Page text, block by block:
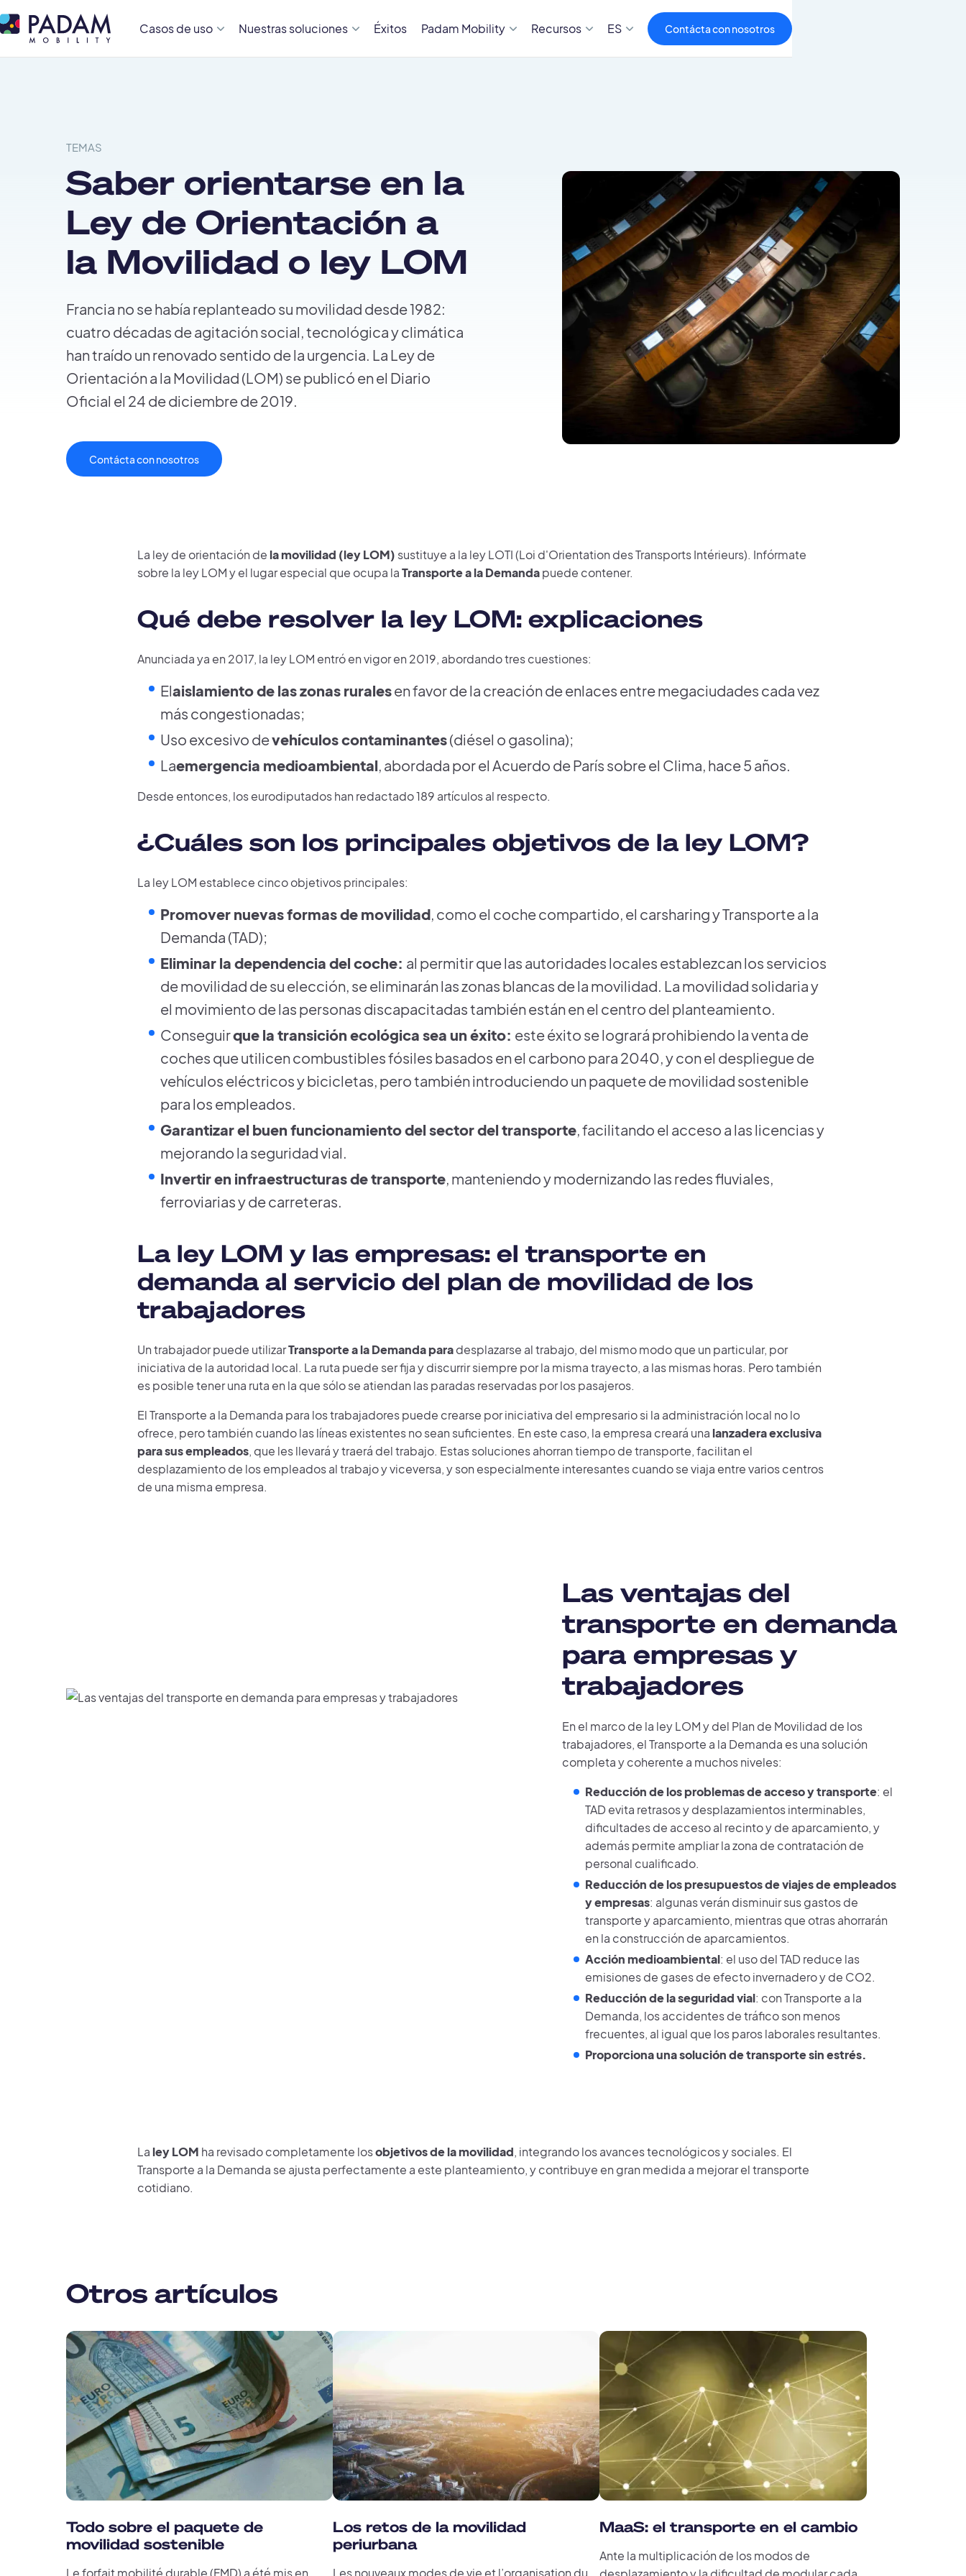
Casos de uso Nuestras soluciones Éxitos Padam Mobility Recursos ES Contácta con nosotros
TEMAS
Saber orientarse en la
Ley de Orientación a
la Movilidad o ley LOM
Francia no se había replanteado su movilidad desde 1982:
cuatro décadas de agitación social, tecnológica y climática
han traído un renovado sentido de la urgencia. La Ley de
Orientación a la Movilidad (LOM) se publicó en el Diario
Oficial el 24 de diciembre de 2019.
Contácta con nosotros
La ley de orientación de la movilidad (ley LOM) sustituye a la ley LOTI (Loi d'Orientation des Transports Intérieurs). Infórmate
sobre la ley LOM y el lugar especial que ocupa laTransporte a la Demandapuede contener.
Qué debe resolver la ley LOM: explicaciones
Anunciada ya en 2017, la ley LOM entró en vigor en 2019, abordando tres cuestiones:
Elaislamiento de las zonas ruralesen favor de la creación de enlaces entre megaciudades cada vez
más congestionadas;
Uso excesivo devehículos contaminantes(diésel o gasolina);
Laemergencia medioambiental, abordada por el Acuerdo de París sobre el Clima, hace 5 años.
Desde entonces, los eurodiputados han redactado 189 artículos al respecto.
¿Cuáles son los principales objetivos de la ley LOM?
La ley LOM establece cinco objetivos principales:
Promover nuevas formas de movilidad, como el coche compartido, el carsharing y Transporte a la
Demanda (TAD);
Eliminar la dependencia del coche: al permitir que las autoridades locales establezcan los servicios
de movilidad de su elección, se eliminarán las zonas blancas de la movilidad. La movilidad solidaria y
el movimiento de las personas discapacitadas también están en el centro del planteamiento.
Conseguirque la transición ecológica sea un éxito: este éxito se logrará prohibiendo la venta de
coches que utilicen combustibles fósiles basados en el carbono para 2040, y con el despliegue de
vehículos eléctricos y bicicletas, pero también introduciendo un paquete de movilidad sostenible
para los empleados.
Garantizar el buen funcionamiento del sector del transporte, facilitando el acceso a las licencias y
mejorando la seguridad vial.
Invertir en infraestructuras de transporte, manteniendo y modernizando las redes fluviales,
ferroviarias y de carreteras.
La ley LOM y las empresas: el transporte en
demanda al servicio del plan de movilidad de los
trabajadores
Un trabajador puede utilizarTransporte a la Demanda paradesplazarse al trabajo, del mismo modo que un particular, por
iniciativa de la autoridad local. La ruta puede ser fija y discurrir siempre por la misma trayecto, a las mismas horas. Pero también
es posible tener una ruta en la que sólo se atiendan las paradas reservadas por los pasajeros.
El Transporte a la Demanda para los trabajadores puede crearse por iniciativa del empresario si la administración local no lo
ofrece, pero también cuando las líneas existentes no sean suficientes. En este caso, la empresa creará una lanzadera exclusiva
para sus empleados, que les llevará y traerá del trabajo. Estas soluciones ahorran tiempo de transporte, facilitan el
desplazamiento de los empleados al trabajo y viceversa, y son especialmente interesantes cuando se viaja entre varios centros
de una misma empresa.
Las ventajas del
transporte en demanda
para empresas y
trabajadores
En el marco de la ley LOM y del Plan de Movilidad de los
trabajadores, el Transporte a la Demanda es una solución
completa y coherente a muchos niveles:
Reducción de los problemas de acceso y transporte: el
TAD evita retrasos y desplazamientos interminables,
dificultades de acceso al recinto y de aparcamiento, y
además permite ampliar la zona de contratación de
personal cualificado.
Reducción de los presupuestos de viajes de empleados
y empresas: algunas verán disminuir sus gastos de
transporte y aparcamiento, mientras que otras ahorrarán
en la construcción de aparcamientos.
Acción medioambiental: el uso del TAD reduce las
emisiones de gases de efecto invernadero y de CO2.
Reducción de la seguridad vial: con Transporte a la
Demanda, los accidentes de tráfico son menos
frecuentes, al igual que los paros laborales resultantes.
Proporciona una solución de transporte sin estrés.
La ley LOM ha revisado completamente losobjetivos de la movilidad, integrando los avances tecnológicos y sociales. El
Transporte a la Demanda se ajusta perfectamente a este planteamiento, y contribuye en gran medida a mejorar el transporte
cotidiano.
Otros artículos
Todo sobre el paquete de
movilidad sostenible
Le forfait mobilité durable (FMD) a été mis en
Los retos de la movilidad
periurbana
Les nouveaux modes de vie et l’organisation du
MaaS: el transporte en el cambio
Ante la multiplicación de los modos de